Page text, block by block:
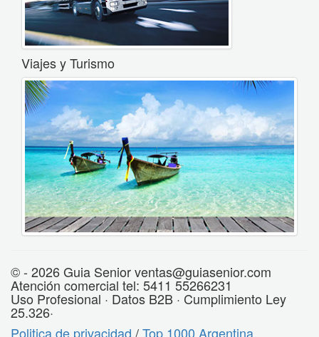
Viajes y Turismo
© - 2026 Guia Senior ventas@guiasenior.com
Atención comercial tel: 5411 55266231
Uso Profesional · Datos B2B · Cumplimiento Ley
25.326·
Politica de privacidad /Top 1000 Argentina